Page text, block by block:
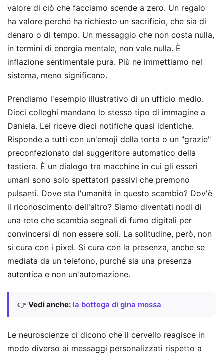
valore di ciò che facciamo scende a zero. Un regalo
ha valore perché ha richiesto un sacrificio, che sia di
denaro o di tempo. Un messaggio che non costa nulla,
in termini di energia mentale, non vale nulla. È
inflazione sentimentale pura. Più ne immettiamo nel
sistema, meno significano.
Prendiamo l'esempio illustrativo di un ufficio medio.
Dieci colleghi mandano lo stesso tipo di immagine a
Daniela. Lei riceve dieci notifiche quasi identiche.
Risponde a tutti con un'emoji della torta o un "grazie"
preconfezionato dal suggeritore automatico della
tastiera. È un dialogo tra macchine in cui gli esseri
umani sono solo spettatori passivi che premono
pulsanti. Dove sta l'umanità in questo scambio? Dov'è
il riconoscimento dell'altro? Siamo diventati nodi di
una rete che scambia segnali di fumo digitali per
convincersi di non essere soli. La solitudine, però, non
si cura con i pixel. Si cura con la presenza, anche se
mediata da un telefono, purché sia una presenza
autentica e non un'automazione.
👉 Vedi anche: la bottega di gina mossa
Le neuroscienze ci dicono che il cervello reagisce in
modo diverso ai messaggi personalizzati rispetto a